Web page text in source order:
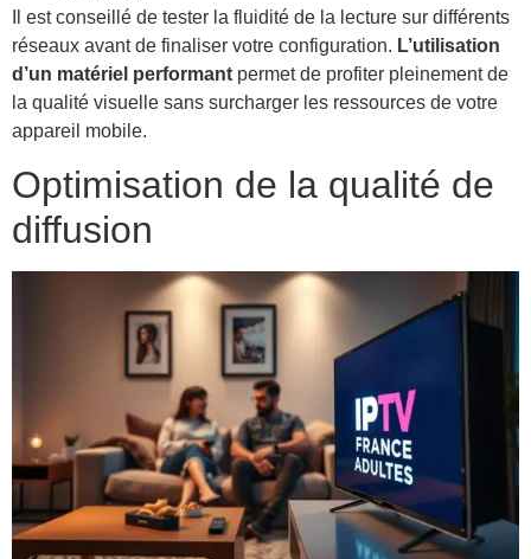
Il est conseillé de tester la fluidité de la lecture sur différents
réseaux avant de finaliser votre configuration. L’utilisation
d’un matériel performant permet de profiter pleinement de
la qualité visuelle sans surcharger les ressources de votre
appareil mobile.
Optimisation de la qualité de
diffusion